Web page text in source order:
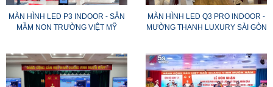
MÀN HÌNH LED P3 INDOOR - SÂN
MẦM NON TRƯỜNG VIỆT MỸ
MÀN HÌNH LED Q3 PRO INDOOR -
MƯỜNG THANH LUXURY SÀI GÒN